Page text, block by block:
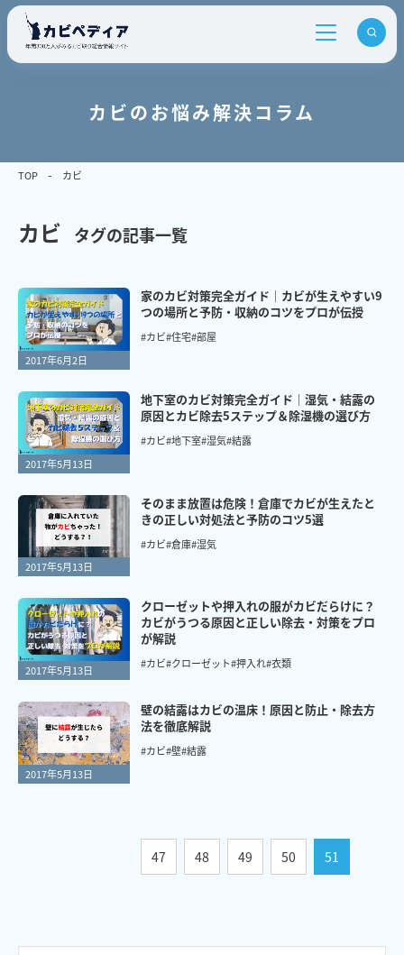
カビのお悩み解決コラム
TOP カビ
カビ タグの記事一覧
2017年6月2日
家のカビ対策完全ガイド｜カビが生えやすい9
つの場所と予防・収納のコツをプロが伝授
#カビ#住宅#部屋
2017年5月13日
地下室のカビ対策完全ガイド｜湿気・結露の
原因とカビ除去5ステップ＆除湿機の選び方
#カビ#地下室#湿気#結露
2017年5月13日
そのまま放置は危険！倉庫でカビが生えたと
きの正しい対処法と予防のコツ5選
#カビ#倉庫#湿気
2017年5月13日
クローゼットや押入れの服がカビだらけに？
カビがうつる原因と正しい除去・対策をプロ
が解説
#カビ#クローゼット#押入れ#衣類
2017年5月13日
壁の結露はカビの温床！原因と防止・除去方
法を徹底解説
#カビ#壁#結露
47 48 49 50 51